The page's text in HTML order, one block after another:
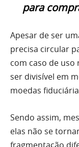
para
Apesar de ser
precisa circular
com caso de
ser divisível em
moedas
Sendo assim,
elas não se